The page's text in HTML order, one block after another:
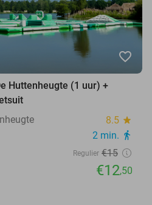
favorite_border
Huttenheugte (1 uur) +
8.5 star
2 min. directions_walk
Regulier €15
€12,50